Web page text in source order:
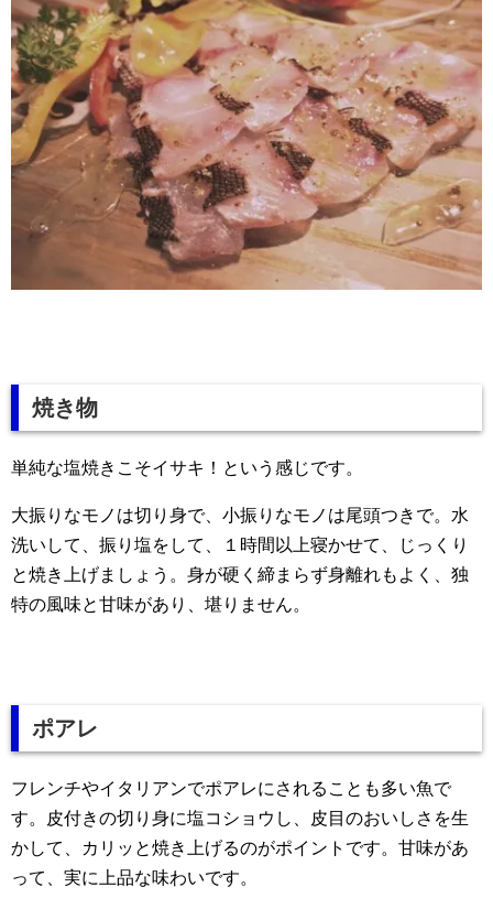
焼き物
単純な塩焼きこそイサキ！という感じです。
大振りなモノは切り身で、小振りなモノは尾頭つきで。水
洗いして、振り塩をして、１時間以上寝かせて、じっくり
と焼き上げましょう。身が硬く締まらず身離れもよく、独
特の風味と甘味があり、堪りません。
ポアレ
フレンチやイタリアンでポアレにされることも多い魚で
す。皮付きの切り身に塩コショウし、皮目のおいしさを生
かして、カリッと焼き上げるのがポイントです。甘味があ
って、実に上品な味わいです。